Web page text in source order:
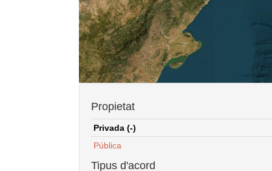
Propietat
Privada (-)
Pública
Tipus d'acord